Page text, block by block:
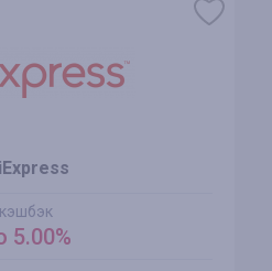
кэшбэк
5.00%